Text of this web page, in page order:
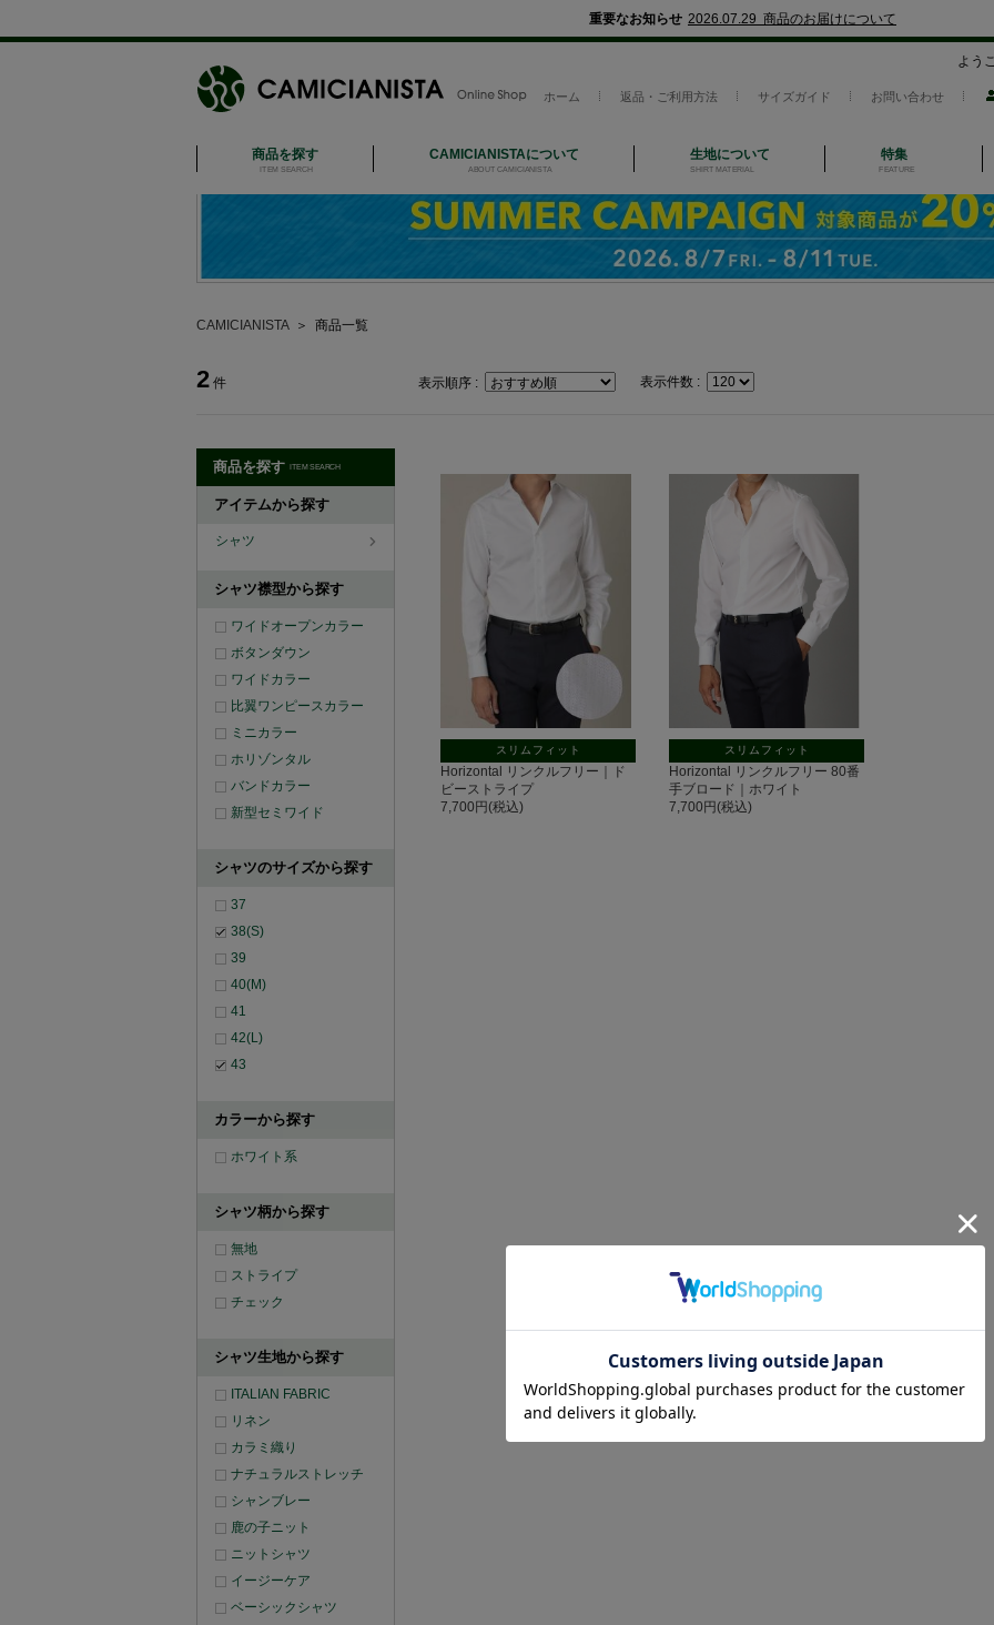
重要なお知らせ 2026.07.29 商品のお届けについて
よう
ホーム 返品・ご利用方法 サイズガイド お問い合わせ
商品を探す
ITEM SEARCH
CAMICIANISTAについて
ABOUT CAMICIANISTA
生地について
SHIRT MATERIAL
特集
FEATURE
CAMICIANISTA＞ 商品一覧
2 件 表示順序 : 表示件数 :
商品を探す ITEM SEARCH
アイテムから探す
シャツ
シャツ襟型から探す
ワイドオープンカラー
ボタンダウン
ワイドカラー
比翼ワンピースカラー
ミニカラー
ホリゾンタル
バンドカラー
新型セミワイド
シャツのサイズから探す
37
38(S)
39
40(M)
41
42(L)
43
カラーから探す
ホワイト系
シャツ柄から探す
無地
ストライプ
チェック
シャツ生地から探す
ITALIAN FABRIC
リネン
カラミ織り
ナチュラルストレッチ
シャンブレー
鹿の子ニット
ニットシャツ
イージーケア
ベーシックシャツ
スリムフィット
Horizontal リンクルフリー｜ド
ビーストライプ
7,700円(税込)
スリムフィット
Horizontal リンクルフリー 80番
手ブロード｜ホワイト
7,700円(税込)